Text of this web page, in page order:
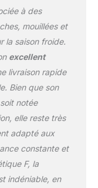
à des
mouillées et
la saison froide.
excellent
livraison rapide
Bien que son
notée
elle reste très
adapté aux
constante et
F, la
indéniable, en